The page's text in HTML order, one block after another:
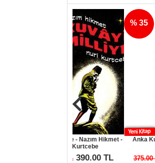
Kuvayi Milliye - Nazım Hikmet -
390.00 TL
Anka Kuşu - Yılmaz
375.00 TL
% 35